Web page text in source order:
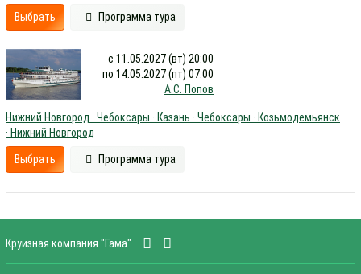
Выбрать Программа тура
с 11.05.2027 (вт) 20:00
по 14.05.2027 (пт) 07:00
А.С. Попов
Нижний Новгород · Чебоксары · Казань · Чебоксары · Козьмодемьянск
· Нижний Новгород
Выбрать Программа тура
Круизная компания "Гама"